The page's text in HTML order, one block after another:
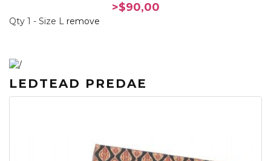
>$90,00
Qty 1 - Size L remove
LEDTEAD PREDAE